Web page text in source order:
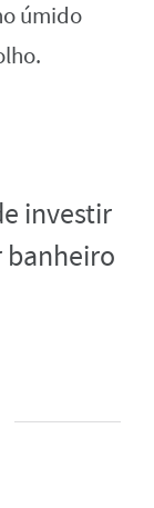
úmido
investir
banheiro